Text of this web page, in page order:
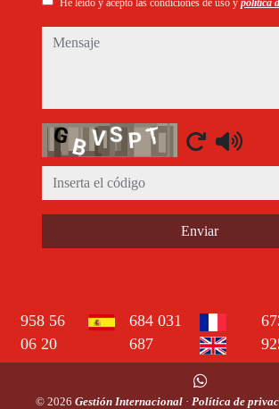
He leído y acepto las condiciones de uso y política
mensaje
Captcha
Enviar
958 56
06 20
684 031
687
© 2026 Gestión Internacional · Política de